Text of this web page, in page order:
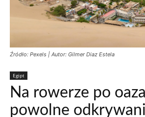
Źródło: Pexels | Autor: Gilmer Diaz Estela
Egipt
Na rowerze po
powolne